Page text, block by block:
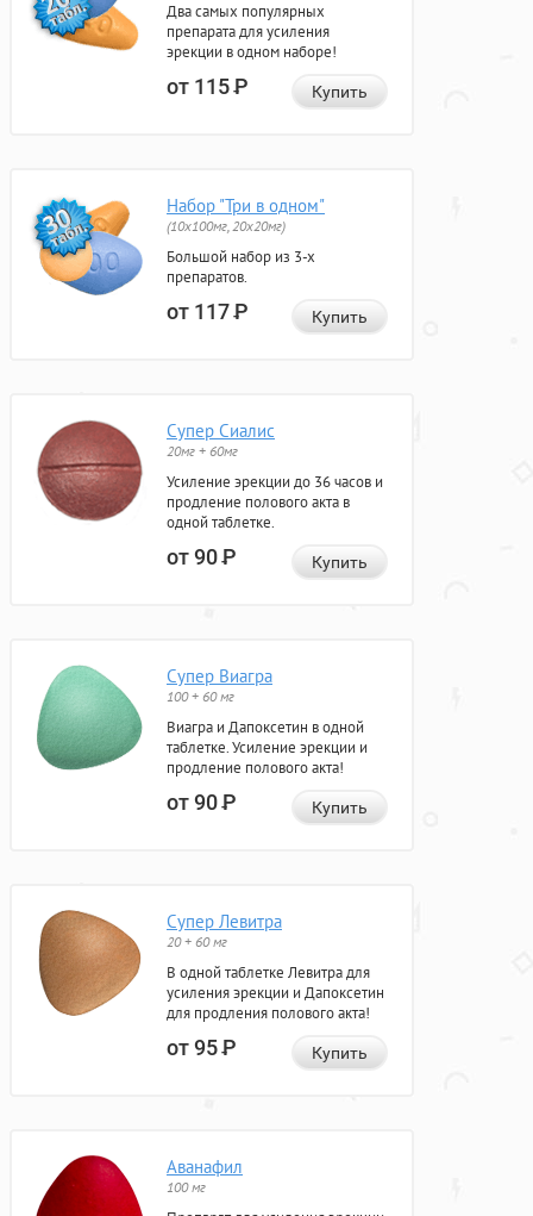
Два самых популярных
препарата для усиления
эрекции в одном наборе!
от 115Р Купить
Набор "Три в одном"
(10x100мг, 20x20мг)
Большой набор из 3-х
препаратов.
от 117Р Купить
Супер Сиалис
20мг + 60мг
Усиление эрекции до 36 часов и
продление полового акта в
одной таблетке.
от 90Р Купить
Супер Виагра
100 + 60 мг
Виагра и Дапоксетин в одной
таблетке. Усиление эрекции и
продление полового акта!
от 90Р Купить
Супер Левитра
20 + 60 мг
В одной таблетке Левитра для
усиления эрекции и Дапоксетин
для продления полового акта!
от 95Р Купить
Аванафил
100 мг